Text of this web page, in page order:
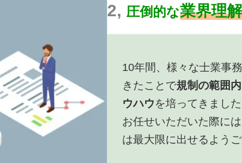
2, 圧倒的な業界理解
10年間、様々な士業事
きたことで規制の範囲
ウハウを培ってきまし
お任せいただいた際に
は最大限に出せるよう